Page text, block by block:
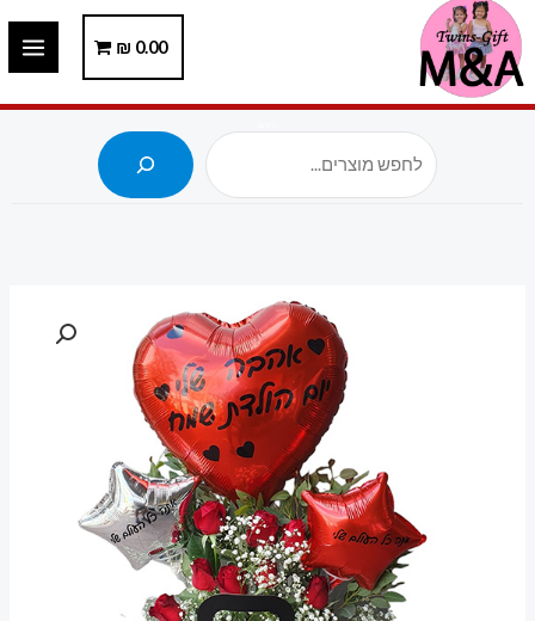
דילוג
לתוכן
0.00
₪